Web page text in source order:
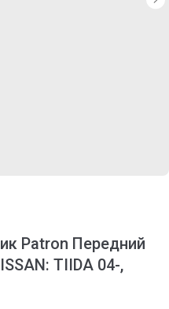
Patron Передний
TIIDA 04-,